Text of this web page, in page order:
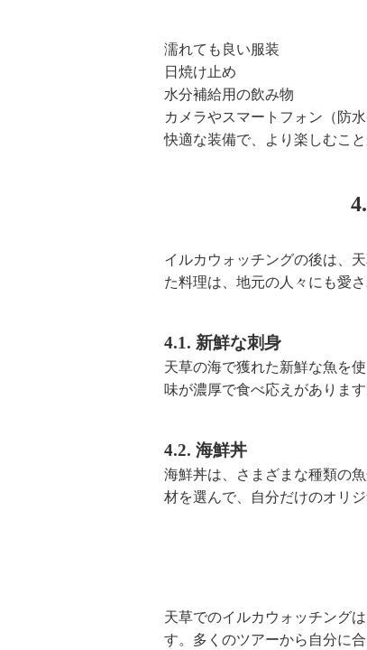
濡れても良い服装
日焼け止め
水分補給用の飲み物
カメラやスマートフォン（防水
快適な装備で、より楽しむこと
イルカウォッチングの後は、
た料理は、地元の人々にも愛さ
4.1. 新鮮な刺身
天草の海で獲れた新鮮な魚を
味が濃厚で食べ応えがあります
4.2. 海鮮丼
海鮮丼は、さまざまな種類の
材を選んで、自分だけのオリ
天草でのイルカウォッチング
す。多くのツアーから自分に